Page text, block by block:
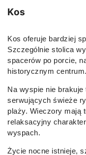
Kos
Kos oferuje bardziej
Szczególnie stolica
spacerów po porcie,
historycznym centrum.
Na wyspie nie
serwujących świeże
plaży. Wieczory mają
relaksacyjny
wyspach.
Życie nocne istnieje,